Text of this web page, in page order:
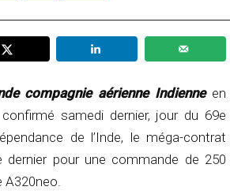
compagnie aérienne Indienneen
samedi dernier, jour du 69e
de l’Inde, le méga-contrat
dernier pour une commande de 250
A320neo.